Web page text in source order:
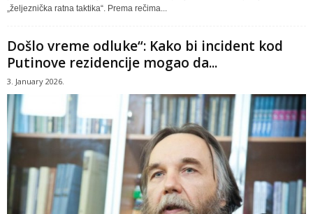
„željeznička ratna taktika“. Prema rečima...
Došlo vreme odluke“: Kako bi incident kod
Putinove rezidencije mogao da...
3. January 2026.